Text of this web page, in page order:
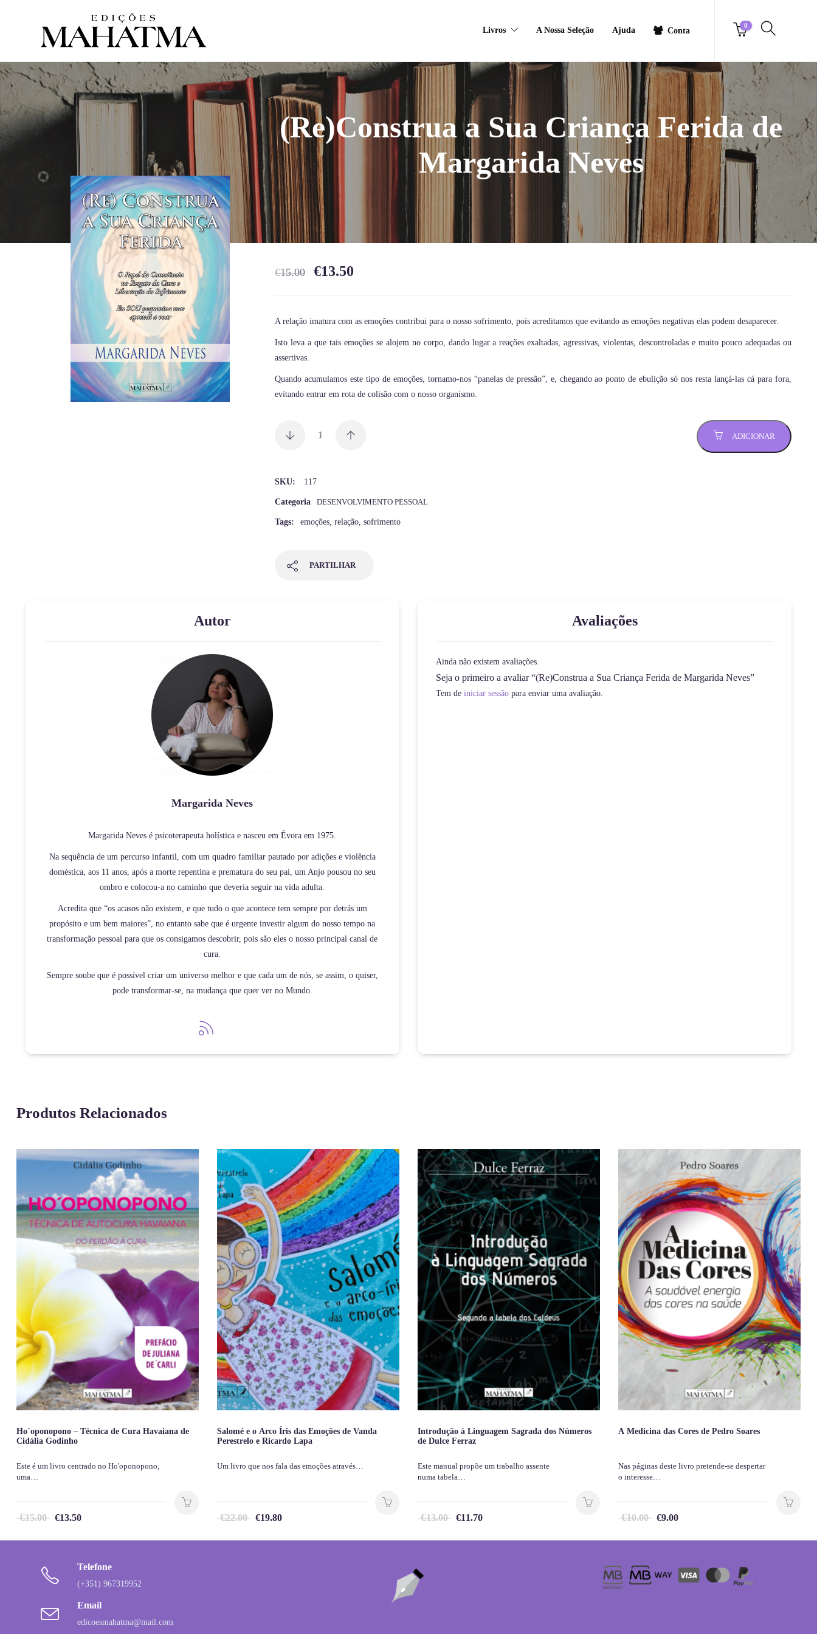
Livros A Nossa Seleção Ajuda Conta
0
(Re)Construa a Sua Criança Ferida de
Margarida Neves
€15.00 €13.50
A relação imatura com as emoções contribui para o nosso sofrimento, pois acreditamos que evitando as emoções negativas elas podem desaparecer.
Isto leva a que tais emoções se alojem no corpo, dando lugar a reações exaltadas, agressivas, violentas, descontroladas e muito pouco adequadas ou
assertivas.
Quando acumulamos este tipo de emoções, tornamo-nos “panelas de pressão”, e, chegando ao ponto de ebulição só nos resta lançá-las cá para fora,
evitando entrar em rota de colisão com o nosso organismo.
ADICIONAR
SKU: 117
Categoria DESENVOLVIMENTO PESSOAL
Tags: emoções, relação, sofrimento
PARTILHAR
Autor
Margarida Neves
Margarida Neves é psicoterapeuta holística e nasceu em Évora em 1975.
Na sequência de um percurso infantil, com um quadro familiar pautado por adições e violência
doméstica, aos 11 anos, após a morte repentina e prematura do seu pai, um Anjo pousou no seu
ombro e colocou-a no caminho que deveria seguir na vida adulta.
Acredita que “os acasos não existem, e que tudo o que acontece tem sempre por detrás um
propósito e um bem maiores”, no entanto sabe que é urgente investir algum do nosso tempo na
transformação pessoal para que os consigamos descobrir, pois são eles o nosso principal canal de
cura.
Sempre soube que é possível criar um universo melhor e que cada um de nós, se assim, o quiser,
pode transformar-se, na mudança que quer ver no Mundo.
Avaliações
Ainda não existem avaliações.
Seja o primeiro a avaliar “(Re)Construa a Sua Criança Ferida de Margarida Neves”
Tem de iniciar sessão para enviar uma avaliação.
Produtos Relacionados
Ho´oponopono – Técnica de Cura Havaiana de
Cidália Godinho
Este é um livro centrado no Ho'oponopono,
uma…
€15.00 €13.50
Salomé e o Arco Íris das Emoções de Vanda
Perestrelo e Ricardo Lapa
Um livro que nos fala das emoções através…
€22.00 €19.80
Introdução à Linguagem Sagrada dos Números
de Dulce Ferraz
Este manual propõe um trabalho assente
numa tabela…
€13.00 €11.70
A Medicina das Cores de Pedro Soares
Nas páginas deste livro pretende-se despertar
o interesse…
€10.00 €9.00
Telefone
(+351) 967319952
Email
edicoesmahatma@mail.com